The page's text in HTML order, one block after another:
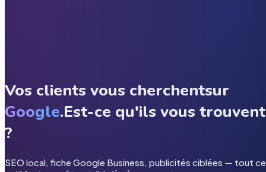
Vos clients vous cherchentsur
Google.Est-ce qu'ils vous trouvent
?
SEO local, fiche Google Business, publicités ciblées — tout ce